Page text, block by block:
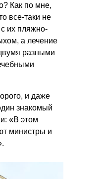
Как по мне,
все-таки не
их пляжно-
а лечение
разными
и даже
знакомый
«В этом
министры и